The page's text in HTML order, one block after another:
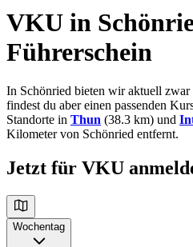
VKU in
Führerschein
In Schönried bieten wir aktuell
findest du aber einen passenden
Standorte in Thun (38.3 km) und
Kilometer von Schönried entfernt.
Jetzt für VKU
Wochentag